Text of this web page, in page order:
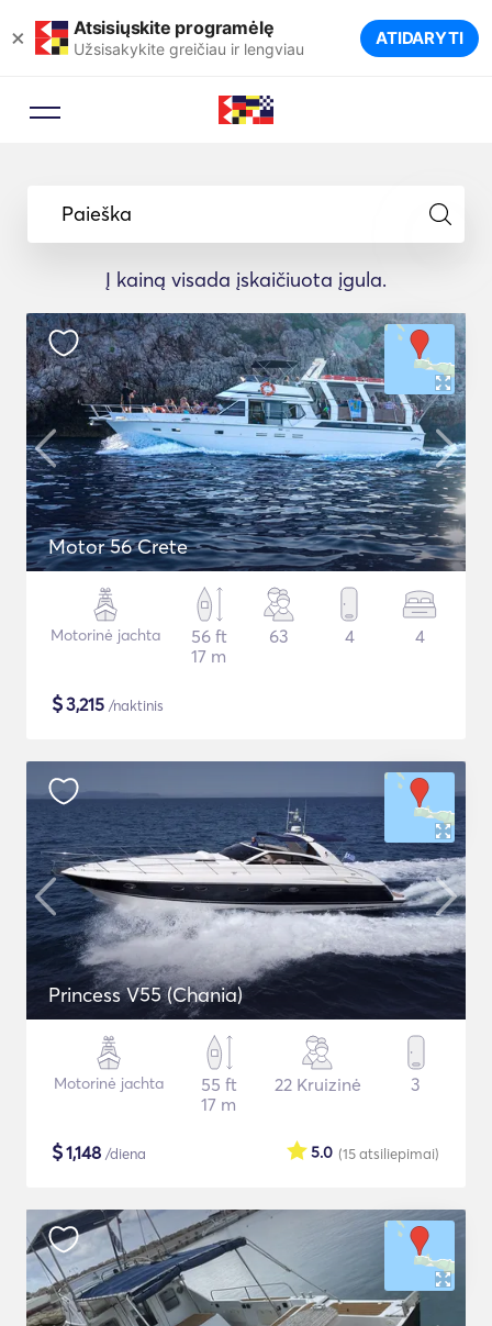
× Atsisiųskite programėlę
Užsisakykite greičiau ir lengviau ATIDARYTI
Paieška
Į kainą visada įskaičiuota įgula.
Motor 56 Crete
Motorinė jachta
56 ft
17 m
63 4 4
$3,215 /naktinis
Princess V55 (Chania)
Motorinė jachta
55 ft
17 m
22 Kruizinė 3
$1,148 /diena (15atsiliepimai)
5.0